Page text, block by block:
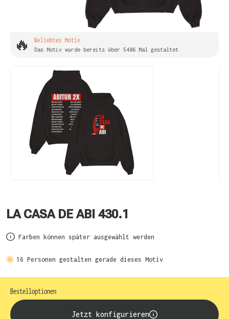
🔥 Beliebtes Motiv
Das Motiv wurde bereits über 5486 Mal gestaltet
LA CASA DE ABI 430.1
Farben können später ausgewählt werden
16 Personen gestalten gerade dieses Motiv
Bestelloptionen
Jetzt konfigurieren